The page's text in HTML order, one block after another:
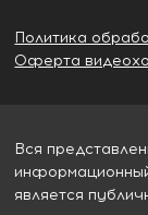
Политика
Оферта
Вся
является